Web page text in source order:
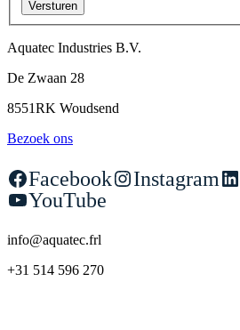
Versturen
Aquatec Industries B.V.
De Zwaan 28
8551RK Woudsend
Bezoek ons
Facebook Instagram
YouTube
info@aquatec.frl
+31 514 596 270